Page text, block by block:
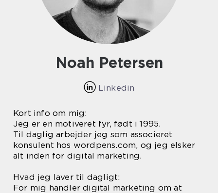
Noah Petersen
Linkedin
Kort info om mig:
Jeg er en motiveret fyr, født i 1995.
Til daglig arbejder jeg som associeret
konsulent hos wordpens.com, og jeg elsker
alt inden for digital marketing.
Hvad jeg laver til dagligt:
For mig handler digital marketing om at